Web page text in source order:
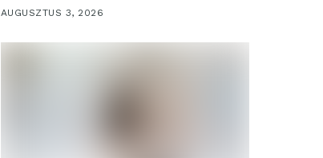
AUGUSZTUS 3, 2026